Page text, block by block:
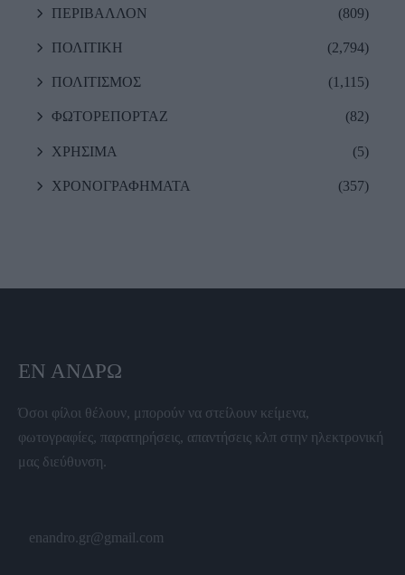
ΠΕΡΙΒΑΛΛΟΝ (809)
ΠΟΛΙΤΙΚΗ (2,794)
ΠΟΛΙΤΙΣΜΟΣ (1,115)
ΦΩΤΟΡΕΠΟΡΤΑΖ (82)
ΧΡΗΣΙΜΑ (5)
ΧΡΟΝΟΓΡΑΦΗΜΑΤΑ (357)
ΕΝ ΆΝΔΡΩ
Όσοι φίλοι θέλουν, μπορούν να στείλουν κείμενα,
φωτογραφίες, παρατηρήσεις, απαντήσεις κλπ στην ηλεκτρονική
μας διεύθυνση.
enandro.gr@gmail.com